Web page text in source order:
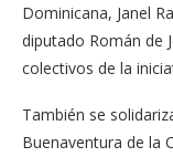
Dominicana, Janel
diputado Román de
colectivos de la
También se
Buenaventura de la